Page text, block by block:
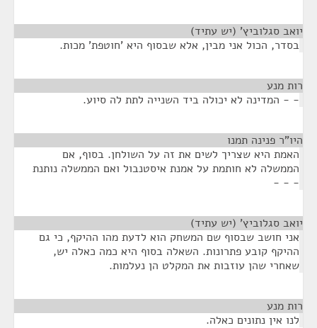
יואב סגלוביץ' (יש עתיד)
בסדר, הכול אני מבין, אלא שבסוף היא 'חוטפת' מכות.
רות מנע
- - המדינה לא יכולה ביד השנייה לתת לה סיוע.
היו"ר פנינה תמנו
האמת היא שצריך לשים את זה על השולחן. בסוף, אם
הממשלה לא חותמת על אמנת איסטנבול ואם הממשלה נותנת
- - -
יואב סגלוביץ' (יש עתיד)
אני חושב שבסוף שם המשחק הוא לדעת מהו ההיקף, כי גם
ההיקף קובע פתרונות. השאלה בסוף היא כמה כאלה יש,
שאחרי שהן עוזבות את המקלט הן נעלמות.
רות מנע
לנו אין נתונים כאלה.